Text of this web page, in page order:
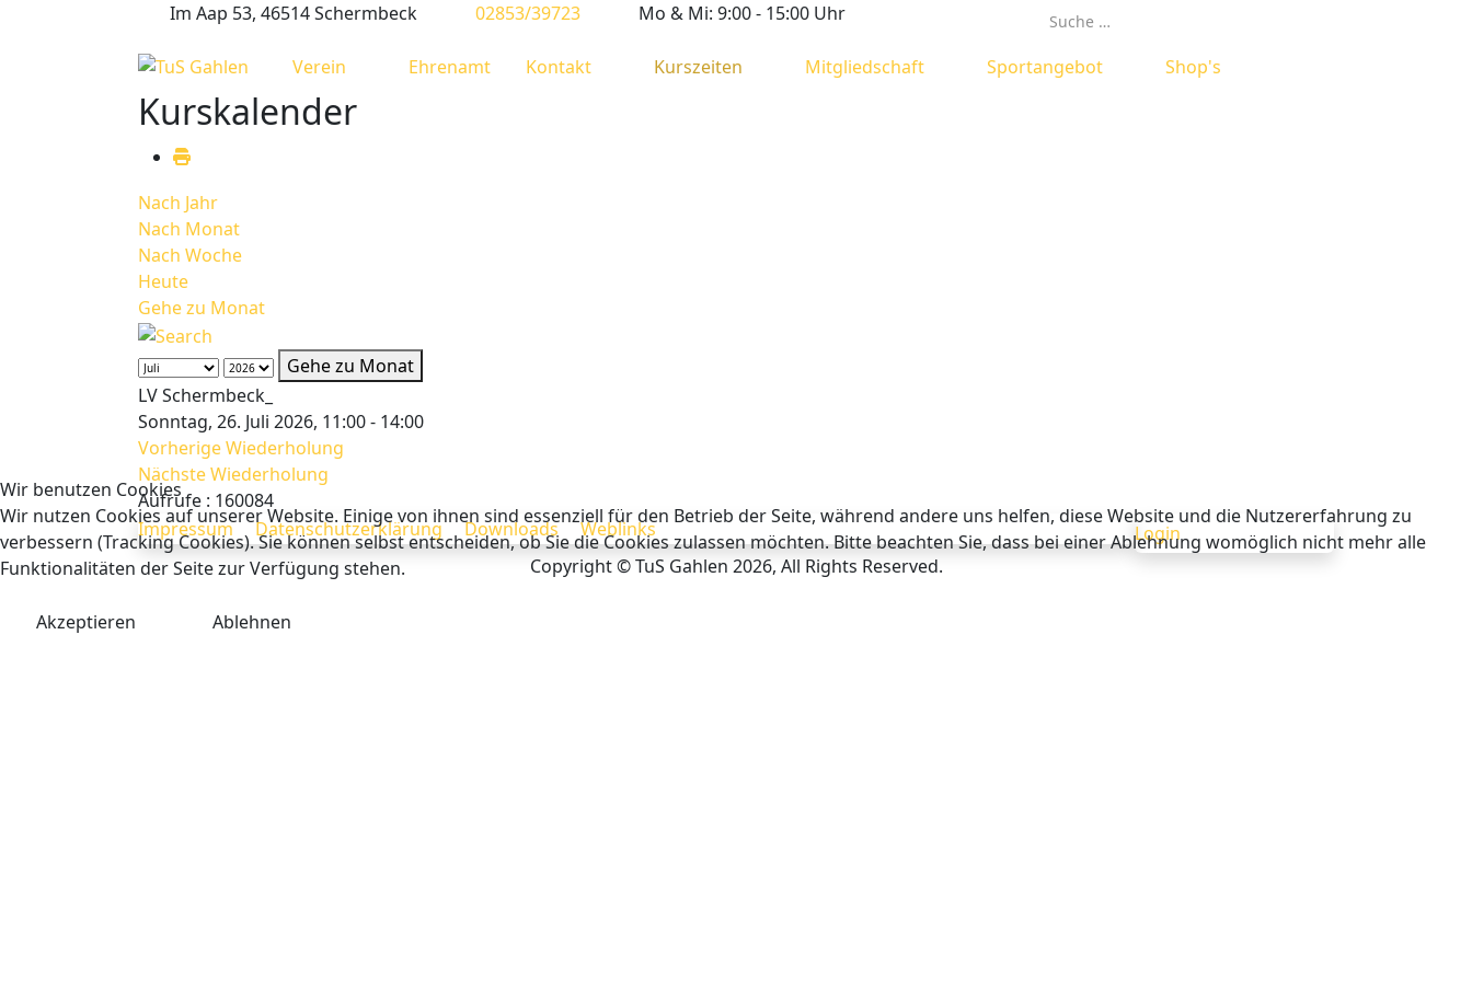
Im Aap 53, 46514 Schermbeck 02853/39723 Mo & Mi: 9:00 - 15:00 Uhr Suchen
Verein Ehrenamt Kontakt Kurszeiten Mitgliedschaft Sportangebot Shop's
Kurskalender
Nach Jahr
Nach Monat
Nach Woche
Heute
Gehe zu Monat
Gehe zu Monat
LV Schermbeck_
Sonntag, 26. Juli 2026, 11:00 - 14:00
Vorherige Wiederholung
Nächste Wiederholung
Aufrufe : 160084
Impressum
Datenschutzerklärung Downloads Weblinks
Login
Copyright © TuS Gahlen 2026, All Rights Reserved.
Wir benutzen Cookies
Wir nutzen Cookies auf unserer Website. Einige von ihnen sind essenziell für den Betrieb der Seite, während andere uns helfen, diese Website und die Nutzererfahrung zu
verbessern (Tracking Cookies). Sie können selbst entscheiden, ob Sie die Cookies zulassen möchten. Bitte beachten Sie, dass bei einer Ablehnung womöglich nicht mehr alle
Funktionalitäten der Seite zur Verfügung stehen.
Akzeptieren Ablehnen